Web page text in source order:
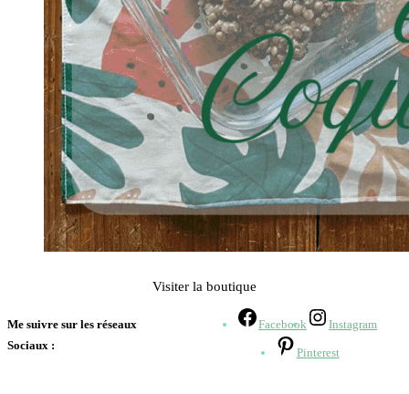
Visiter la boutique
Me suivre sur les réseaux
Sociaux :
Facebook Instagram
Pinterest